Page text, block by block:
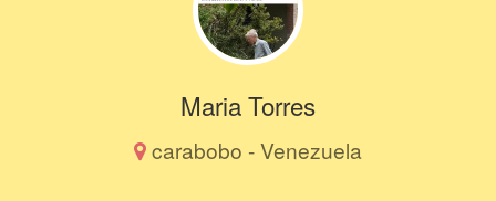
Maria Torres
carabobo - Venezuela